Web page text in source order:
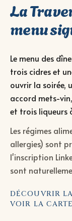
La
menu
Le menu des
trois cidres et
ouvrir la soirée,
accord mets-
et trois liqueurs
Les régimes
allergies) sont
l'inscription
sont
DÉCOUVRIR
VOIR LA
DÎNERS
Une